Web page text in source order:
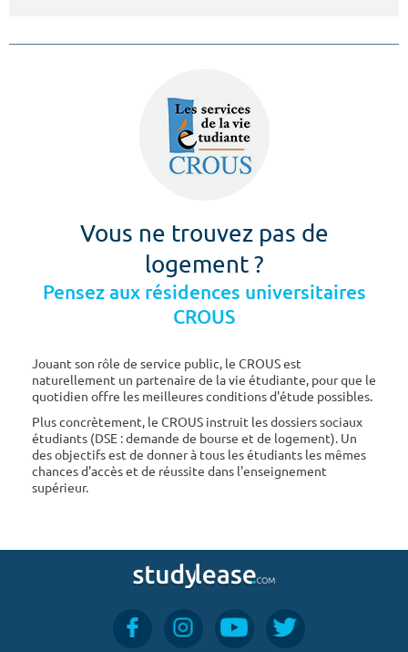
Vous ne trouvez pas de
logement ?
Pensez aux résidences universitaires
CROUS
Jouant son rôle de service public, le CROUS est
naturellement un partenaire de la vie étudiante, pour que le
quotidien offre les meilleures conditions d'étude possibles.
Plus concrètement, le CROUS instruit les dossiers sociaux
étudiants (DSE : demande de bourse et de logement). Un
des objectifs est de donner à tous les étudiants les mêmes
chances d'accès et de réussite dans l'enseignement
supérieur.